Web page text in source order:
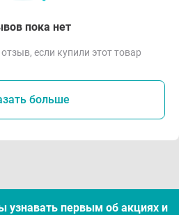
пока нет
если купили этот товар
больше
узнавать первым об акцияx и